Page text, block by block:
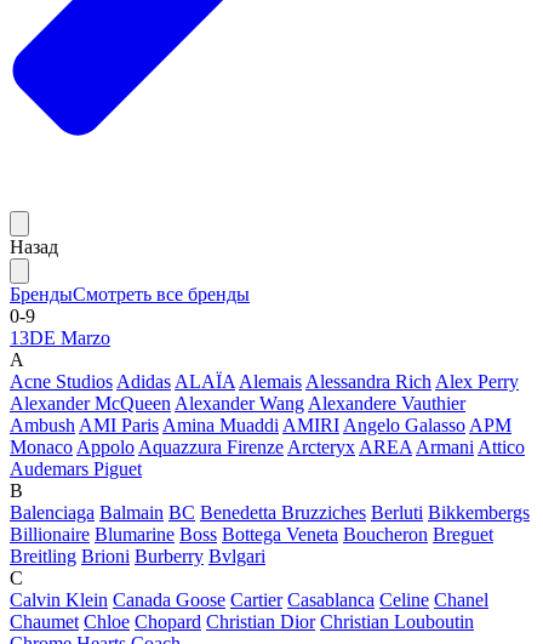
Назад
БрендыСмотреть все бренды
0-9
13DE Marzo
A
Acne StudiosAdidasALAÏAAlemaisAlessandra RichAlex Perry
Alexander McQueenAlexander WangAlexandere Vauthier
AmbushAMI ParisAmina MuaddiAMIRIAngelo GalassoAPM
MonacoAppoloAquazzura FirenzeArcteryxAREAArmaniAttico
Audemars Piguet
B
Balenciaga Balmain BC Benedetta Bruzziches Berluti Bikkembergs
Billionaire Blumarine Boss Bottega Veneta Boucheron Breguet
Breitling Brioni Burberry Bvlgari
C
Calvin Klein Canada Goose Cartier Casablanca Celine Chanel
Chaumet Chloe Chopard Christian Dior Christian Louboutin